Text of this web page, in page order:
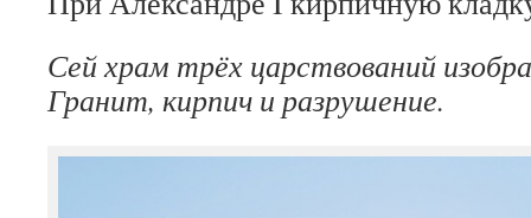
Сей храм трёх царствований
Гранит, кирпич и разрушение.